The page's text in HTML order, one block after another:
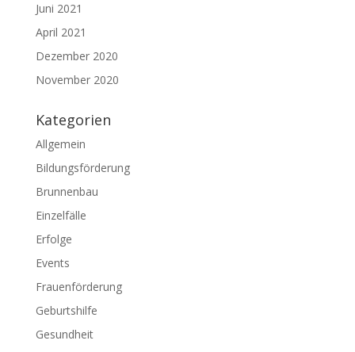
Juni 2021
April 2021
Dezember 2020
November 2020
Kategorien
Allgemein
Bildungsförderung
Brunnenbau
Einzelfälle
Erfolge
Events
Frauenförderung
Geburtshilfe
Gesundheit